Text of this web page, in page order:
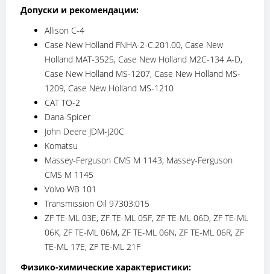
Допуски и рекомендации:
Allison C-4
Case New Holland FNHA-2-C.201.00, Case New
Holland MAT-3525, Case New Holland M2C-134 A-D,
Case New Holland MS-1207, Case New Holland MS-
1209, Case New Holland MS-1210
CAT TO-2
Dana-Spicer
John Deere JDM-J20C
Komatsu
Massey-Ferguson CMS M 1143, Massey-Ferguson
CMS M 1145
Volvo WB 101
Transmission Oil 97303:015
ZF TE-ML 03E, ZF TE-ML 05F, ZF TE-ML 06D, ZF TE-ML
06K, ZF TE-ML 06M, ZF TE-ML 06N, ZF TE-ML 06R, ZF
TE-ML 17E, ZF TE-ML 21F
Физико-химические характеристики: